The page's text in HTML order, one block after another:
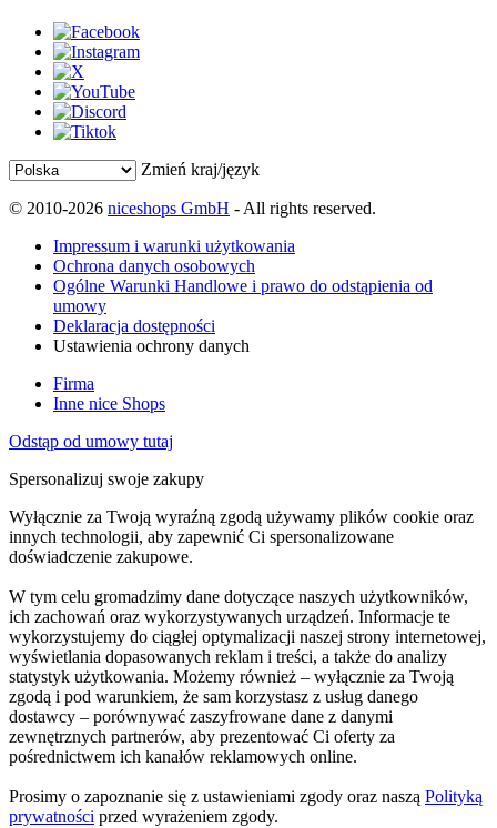
Zmień kraj/język
© 2010-2026 niceshops GmbH - All rights reserved.
Impressum i warunki użytkowania
Ochrona danych osobowych
Ogólne Warunki Handlowe i prawo do odstąpienia od
umowy
Deklaracja dostępności
Ustawienia ochrony danych
Firma
Inne nice Shops
Odstąp od umowy tutaj
Spersonalizuj swoje zakupy
Wyłącznie za Twoją wyraźną zgodą używamy plików cookie oraz
innych technologii, aby zapewnić Ci spersonalizowane
doświadczenie zakupowe.
W tym celu gromadzimy dane dotyczące naszych użytkowników,
ich zachowań oraz wykorzystywanych urządzeń. Informacje te
wykorzystujemy do ciągłej optymalizacji naszej strony internetowej,
wyświetlania dopasowanych reklam i treści, a także do analizy
statystyk użytkowania. Możemy również – wyłącznie za Twoją
zgodą i pod warunkiem, że sam korzystasz z usług danego
dostawcy – porównywać zaszyfrowane dane z danymi
zewnętrznych partnerów, aby prezentować Ci oferty za
pośrednictwem ich kanałów reklamowych online.
Prosimy o zapoznanie się z ustawieniami zgody oraz naszą Polityką
prywatności przed wyrażeniem zgody.